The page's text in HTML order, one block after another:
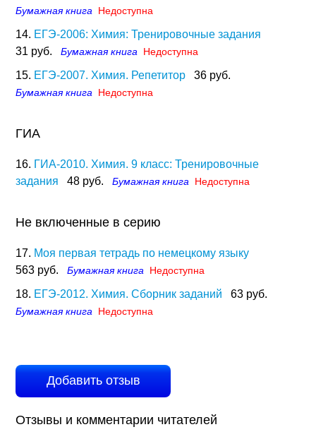
Бумажная книга Недоступна
14. ЕГЭ-2006: Химия: Тренировочные задания
31 руб.
Бумажная книга Недоступна
15. ЕГЭ-2007. Химия. Репетитор 36 руб.
Бумажная книга Недоступна
ГИА
16. ГИА-2010. Химия. 9 класс: Тренировочные
задания
48 руб. Бумажная книга Недоступна
Не включенные в серию
17. Моя первая тетрадь по немецкому языку
563 руб.
Бумажная книга Недоступна
18. ЕГЭ-2012. Химия. Сборник заданий 63 руб.
Бумажная книга Недоступна
Добавить отзыв
Отзывы и комментарии читателей